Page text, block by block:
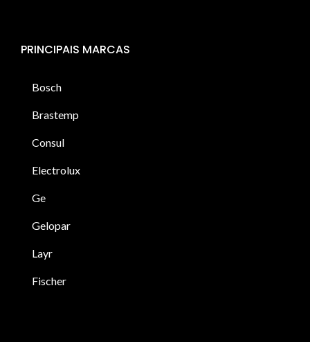
PRINCIPAIS MARCAS
Bosch
Brastemp
Consul
Electrolux
Ge
Gelopar
Layr
Fischer